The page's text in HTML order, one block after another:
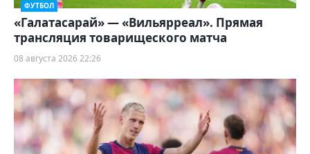
ФУТБОЛ
«Галатасарай» — «Вильярреал». Прямая
трансляция товарищеского матча
08 августа 2026 22:26